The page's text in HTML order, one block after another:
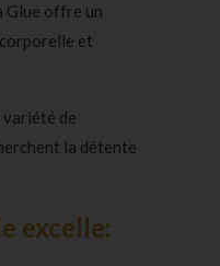
Glue offre un
et
variété de
la détente
excelle: